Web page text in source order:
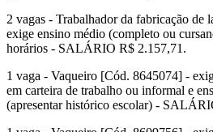
2 vagas - Trabalhador da fabricação
exige ensino médio (completo ou
horários - SALÁRIO R$ 2.157,71.
1 vaga - Vaqueiro [Cód. 8645074] -
em carteira de trabalho ou informal e
(apresentar histórico escolar) -